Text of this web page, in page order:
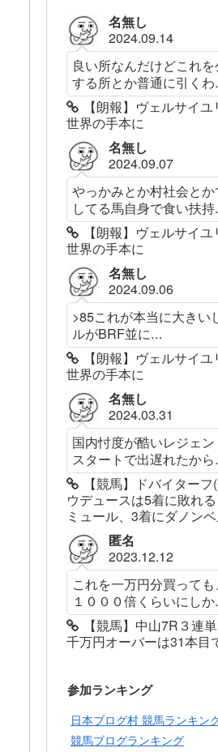
名無し
2024.09.14
良い所なんだけどこれ
する所とか普通に引くわ
【朗報】ヴェルサイユ
世界の手本に
名無し
2024.09.07
やっかみとか村社会と
してる馬自身で食い扶
【朗報】ヴェルサイユ
世界の手本に
名無し
2024.09.06
>85これが本当に大きい
ルがBRF並に...
【朗報】ヴェルサイユ
世界の手本に
名無し
2024.03.31
国内忖度が酷いレジェ
スタートで出遅れたから
【競馬】ドバイター
ウデュースは5着に敗れ
ミュール、3着にダノン
匿名
2023.12.12
これを一万円分買って
１０００倍くらいにし
【競馬】中山7R３連
千万円オーバーは31本目
参加ランキング
日本ブログ村 競馬ランキン
競馬ブログランキング